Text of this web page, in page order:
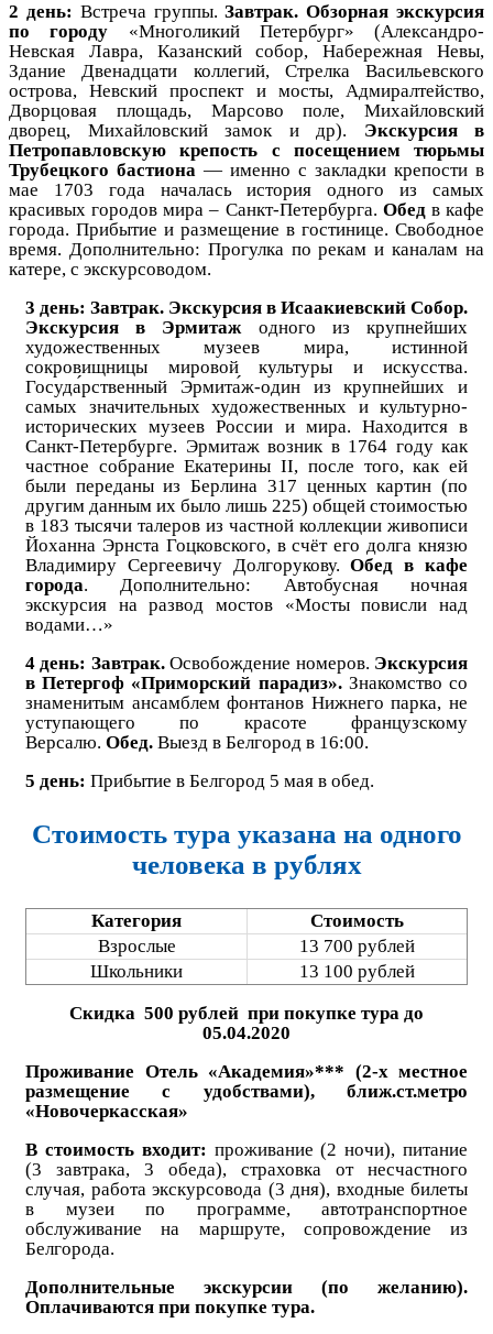
2 день: Встреча группы. Завтрак. Обзорная экскурсия
по городу «Многоликий Петербург» (Александро-
Невская Лавра, Казанский собор, Набережная Невы,
Здание Двенадцати коллегий, Стрелка Васильевского
острова, Невский проспект и мосты, Адмиралтейство,
Дворцовая площадь, Марсово поле, Михайловский
дворец, Михайловский замок и др). Экскурсия в
Петропавловскую крепость с посещением тюрьмы
Трубецкого бастиона — именно с закладки крепости в
мае 1703 года началась история одного из самых
красивых городов мира – Санкт-Петербурга. Обедв кафе
города. Прибытие и размещение в гостинице. Свободное
время. Дополнительно: Прогулка по рекам и каналам на
катере, с экскурсоводом.
3 день: Завтрак. Экскурсия в Исаакиевский Собор.
Экскурсия в Эрмитажодного из крупнейших
художественных музеев мира, истинной
сокровищницы мировой культуры и искусства.
Госуда́рственный Эрмита́ж-один из крупнейших и
самых значительных художественных и культурно-
исторических музеев России и мира. Находится в
Санкт-Петербурге. Эрмитаж возник в 1764 году как
частное собрание Екатерины II, после того, как ей
были переданы из Берлина 317 ценных картин (по
другим данным их было лишь 225) общей стоимостью
в 183 тысячи талеров из частной коллекции живописи
Йоханна Эрнста Гоцковского, в счёт его долга князю
Владимиру Сергеевичу Долгорукову.Обед в кафе
города. Дополнительно: Автобусная ночная
экскурсия на развод мостов «Мосты повисли над
водами…»
4 день: Завтрак.Освобождение номеров. Экскурсия
в Петергоф «Приморский парадиз».Знакомство со
знаменитым ансамблем фонтанов Нижнего парка, не
уступающего по красоте французскому
Версалю. Обед. Выезд в Белгород в 16:00.
5 день: Прибытие в Белгород 5 мая в обед.
Стоимость тура указана на одного
человека в рублях
Категория
Стоимость
Взрослые
13 700 рублей
Школьники
13 100 рублей
Скидка 500 рублей при покупке тура до
05.04.2020
Проживание Отель «Академия»*** (2-х местное
размещение с удобствами), ближ.ст.метро
«Новочеркасская»
В стоимость входит: проживание (2 ночи), питание
(3 завтрака, 3 обеда), страховка от несчастного
случая, работа экскурсовода (3 дня), входные билеты
в музеи по программе, автотранспортное
обслуживание на маршруте, сопровождение из
Белгорода.
Дополнительные экскурсии (по желанию).
Оплачиваются при покупке тура.